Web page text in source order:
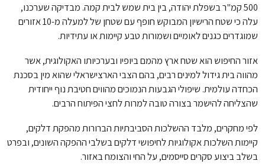
500 קמ"ר בשפלת יהודה, בין בית שמש לבית קמה. מבדיקה שערכנו,
עלה כי שטח הרישיון המבוקש חופף עם שטחן של למעלה מ-10 אזורים
שמוגדרים כגנים לאומיים ושמורות טבע קיימות או עתידיות.
אזור החיפוש הוא שטח ארץ מהמם ביופיו ובערכיותו האקולוגית, אשר
מהווה בית גידול למינים רבים, בהם הצבי הארצישראלי שהוא מין בסכנת
הכחדה עולמית. שיפולי הגבעות הנמוכים מהווים חטיבת נוף ייחודית
שהצליחה להישמר בצורה טובה למרות לחצי הפיתוח הרבים.
לפי מחקרים, מלבד ההשלכות הסביבתיות הברורות מהפקת דלקים,
קיימות השלכות אקולוגיות לחיפושי דלקים בשלבי ההפקה השונים, ובפרט
בשלב ביצוע סקרים סייסמים, על החי והצומח באזור.